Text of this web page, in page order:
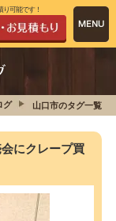
り可能です！
グ 山口市のタグ一覧
にクレープ買